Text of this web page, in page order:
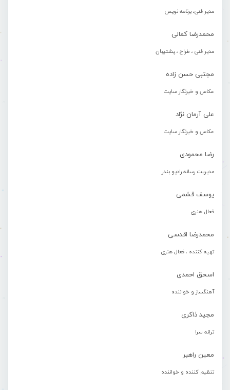
مدیر فنی، برنامه نویس
محمدرضا کمالی
مدیر فنی ، طراح ، پشتیبان
مجتبی حسن زاده
عکاس و خبرنگار سایت
علی آرمان نژاد
عکاس و خبرنگار سایت
رضا محمودی
مدیریت رسانه رادیو بندر
یوسف قشمی
فعال هنری
محمدرضا اقدسی
تهیه کننده ، فعال هنری
اسحق احمدی
آهنگساز و خواننده
مجید ذاکری
ترانه سرا
معین راهبر
تنظیم کننده و خواننده